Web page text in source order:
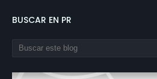
BUSCAR EN PR